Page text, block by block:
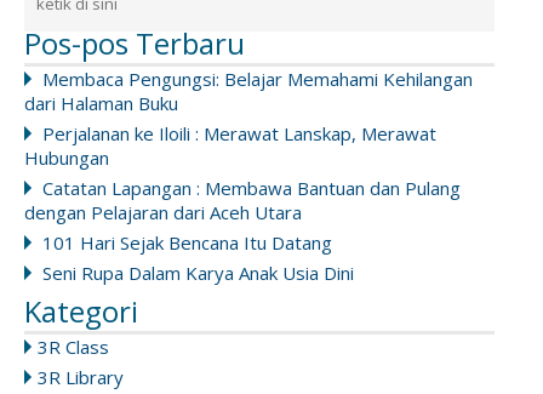
Pos-pos Terbaru
Membaca Pengungsi: Belajar Memahami Kehilangan
dari Halaman Buku
Perjalanan ke Iloili : Merawat Lanskap, Merawat
Hubungan
Catatan Lapangan : Membawa Bantuan dan Pulang
dengan Pelajaran dari Aceh Utara
101 Hari Sejak Bencana Itu Datang
Seni Rupa Dalam Karya Anak Usia Dini
Kategori
3R Class
3R Library